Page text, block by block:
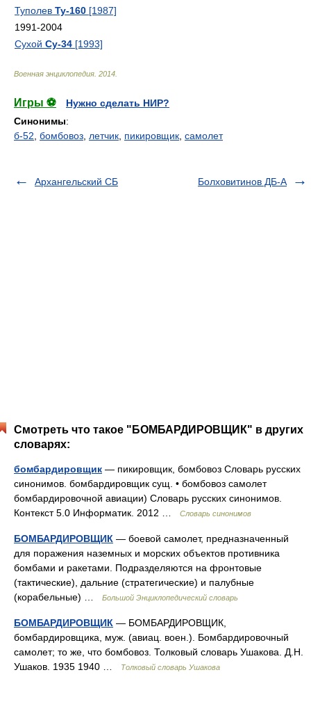
Туполев Ту-160 [1987]
1991-2004
Сухой Су-34 [1993]
Военная энциклопедия 2014
Игры ⚽
Нужно сделать НИР?
Синонимы:
б-52 бомбовоз летчик пикировщик самолет
Архангельский СБ Болховитинов ДБ-А
Смотреть что такое "БОМБАРДИРОВЩИК" в других
словарях:
бомбардировщик — пикировщик, бомбовоз Словарь русских
синонимов. бомбардировщик сущ. • бомбовоз самолет
бомбардировочной авиации) Словарь русских синонимов.
Контекст 5.0 Информатик. 2012 …
Словарь синонимов
БОМБАРДИРОВЩИК — боевой самолет, предназначенный
для поражения наземных и морских объектов противника
бомбами и ракетами. Подразделяются на фронтовые
(тактические), дальние (стратегические) и палубные
(корабельные) …
Большой Энциклопедический словарь
БОМБАРДИРОВЩИК — БОМБАРДИРОВЩИК,
бомбардировщика, муж. (авиац. воен.). Бомбардировочный
самолет; то же, что бомбовоз. Толковый словарь Ушакова. Д.Н.
Ушаков. 1935 1940 …
Толковый словарь Ушакова